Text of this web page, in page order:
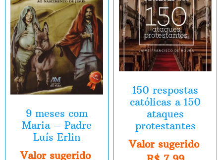
9 meses com
Maria – Padre
Luís Erlin
Valor sugerido
150 respostas
católicas a 150
ataques
protestantes
Valor sugerido